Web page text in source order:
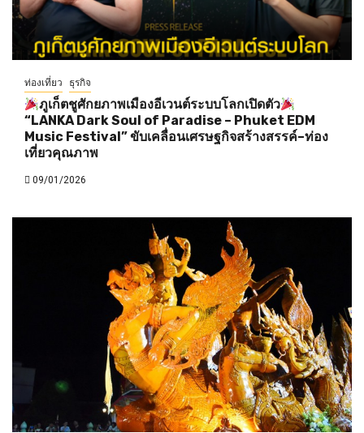
ท่องเที่ยว ธุรกิจ
ภูเก็ตชูศักยภาพเมืองอีเวนต์ระบบโลกเปิดตัว
“LANKA Dark Soul of Paradise – Phuket EDM
Music Festival” ขับเคลื่อนเศรษฐกิจสร้างสรรค์–ท่อง
เที่ยวคุณภาพ
09/01/2026